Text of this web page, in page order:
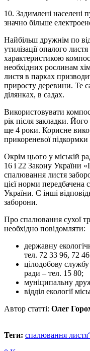
10. Задимлені населені
значно більше
Найбільш дружнім по
утилізації опалого
характеристикою
необхідних рослинам
листя в парках
приросту деревини. Те
ділянках, в садах.
Використовувати
рік після закладки. Його
ще 4 роки. Корисне
прикореневої підкормки
Окрім цього у міській
16 і 22 Закону України
спалювання листя
цієї норми передбачена
України. Є інші
заборони.
Про спалювання сухої
необхідно повідомляти:
державну
тел. 72 33 96, 72
цілодобову
ради – тел. 15 80;
муніципальну
відділ екології
Автор статті: Олег
Теги: спалювання листя